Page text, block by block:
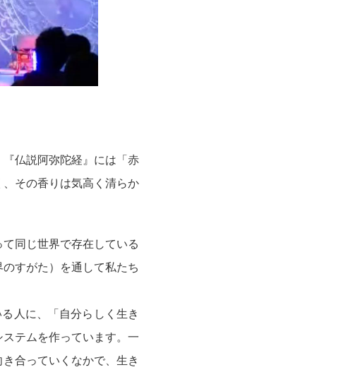
仏説阿弥陀経』には「赤
その香りは気高く清らか
同じ世界で存在している
すがた）を通して私たち
人に、「自分らしく生き
テムを作っています。一
合っていくなかで、生き